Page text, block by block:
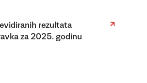
rezultata
za 2025. godinu